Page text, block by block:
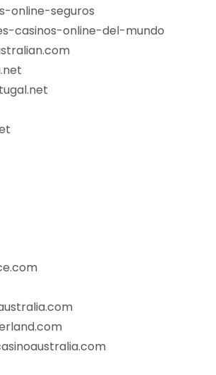
online-seguros
casinos-online-del-mundo